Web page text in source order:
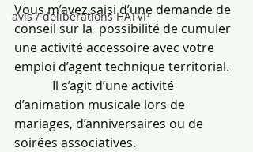
avis / délibérations HATVP
Vous m’avez saisi d’une demande de
conseil sur la  possibilité de cumuler
une activité accessoire avec votre
emploi d’agent technique territorial.
Il s’agit d’une activité
d’animation musicale lors de
mariages, d’anniversaires ou de
soirées associatives.